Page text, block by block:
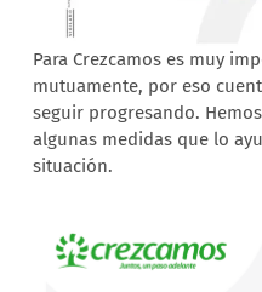
Para Crezcamos es muy
mutuamente, por eso
seguir progresando.
algunas medidas que lo
situación.